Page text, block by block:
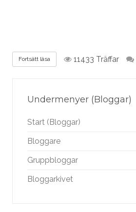
Fortsätt läsa 11433 Träffar
Undermenyer (Bloggar)
Start (Bloggar)
Bloggare
Gruppbloggar
Bloggarkivet